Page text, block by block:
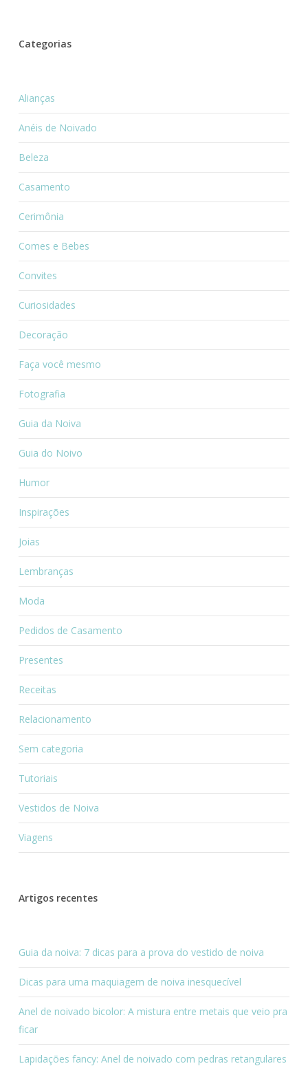
Categorias
Alianças
Anéis de Noivado
Beleza
Casamento
Cerimônia
Comes e Bebes
Convites
Curiosidades
Decoração
Faça você mesmo
Fotografia
Guia da Noiva
Guia do Noivo
Humor
Inspirações
Joias
Lembranças
Moda
Pedidos de Casamento
Presentes
Receitas
Relacionamento
Sem categoria
Tutoriais
Vestidos de Noiva
Viagens
Artigos recentes
Guia da noiva: 7 dicas para a prova do vestido de noiva
Dicas para uma maquiagem de noiva inesquecível
Anel de noivado bicolor: A mistura entre metais que veio pra
ficar
Lapidações fancy: Anel de noivado com pedras retangulares